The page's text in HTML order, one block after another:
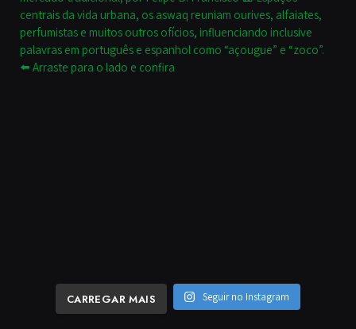
CARREGAR MAIS Seguir no Instagram